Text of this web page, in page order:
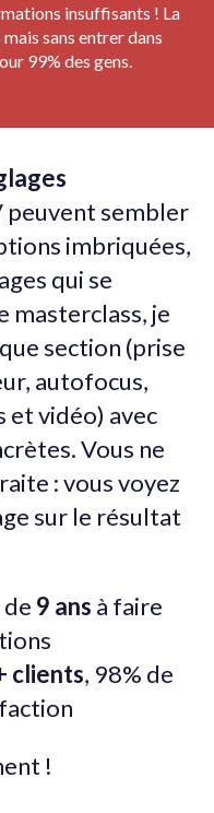
insuffisants ! La
sans entrer dans
99% des gens.
peuvent sembler
imbriquées,
qui se
masterclass, je
section (prise
autofocus,
et vidéo) avec
Vous ne
: vous voyez
sur le résultat
9 ans à faire
clients, 98% de
!